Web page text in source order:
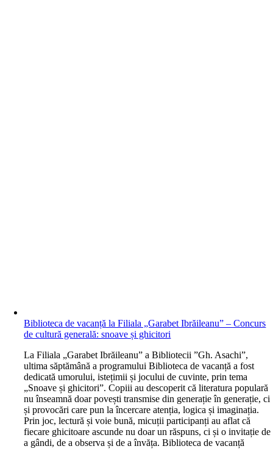
Biblioteca de vacanță la Filiala „Garabet Ibrăileanu” – Concurs
de cultură generală: snoave și ghicitori
La Filiala „Garabet Ibrăileanu” a Bibliotecii ”Gh. Asachi”,
ultima săptămână a programului Biblioteca de vacanță a fost
dedicată umorului, istețimii și jocului de cuvinte, prin tema
„Snoave și ghicitori”. Copiii au descoperit că literatura populară
nu înseamnă doar povești transmise din generație în generație, ci
și provocări care pun la încercare atenția, logica și imaginația.
Prin joc, lectură și voie bună, micuții participanți au aflat că
fiecare ghicitoare ascunde nu doar un răspuns, ci și o invitație de
a gândi, de a observa și de a învăța. Biblioteca de vacanță